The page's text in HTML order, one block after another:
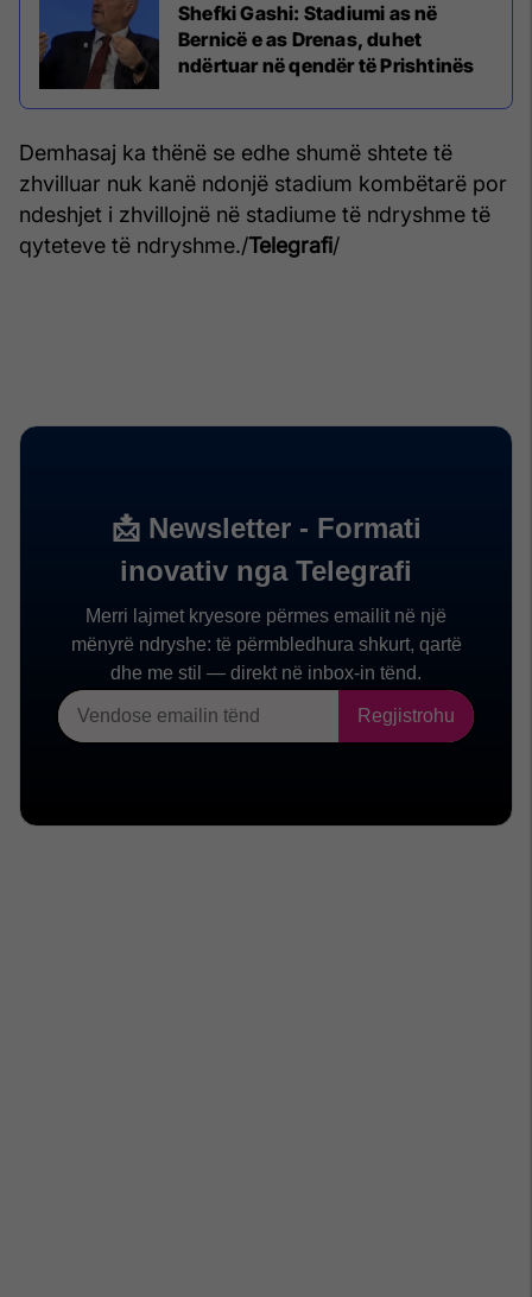
Shefki Gashi: Stadiumi as në
Bernicë e as Drenas, duhet
ndërtuar në qendër të Prishtinës
Demhasaj ka thënë se edhe shumë shtete të
zhvilluar nuk kanë ndonjë stadium kombëtarë por
ndeshjet i zhvillojnë në stadiume të ndryshme të
qyteteve të ndryshme./Telegrafi/